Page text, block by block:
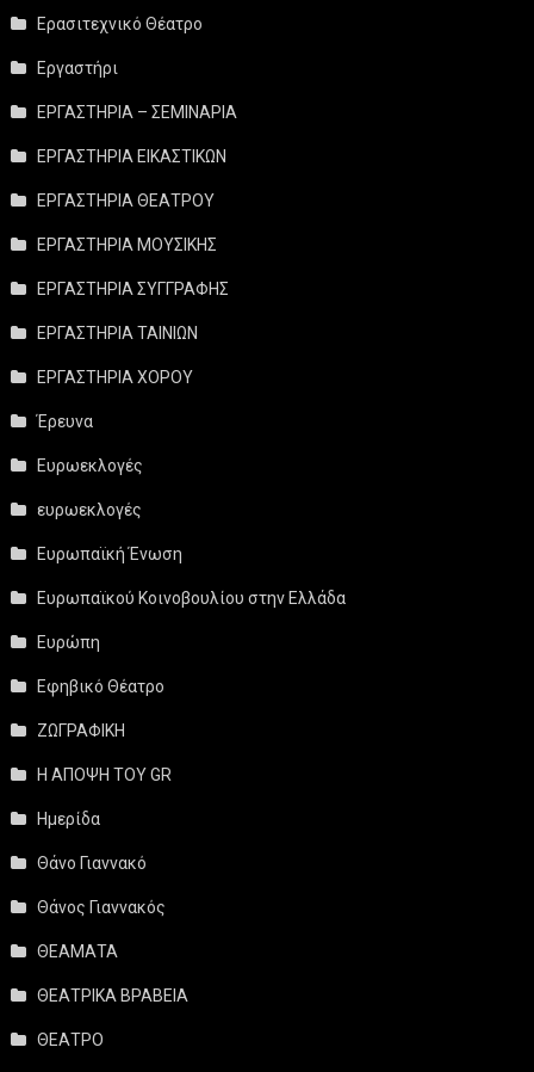
Ερασιτεχνικό Θέατρο
Εργαστήρι
ΕΡΓΑΣΤΗΡΙΑ – ΣΕΜΙΝΑΡΙΑ
ΕΡΓΑΣΤΗΡΙΑ ΕΙΚΑΣΤΙΚΩΝ
ΕΡΓΑΣΤΗΡΙΑ ΘΕΑΤΡΟΥ
ΕΡΓΑΣΤΗΡΙΑ ΜΟΥΣΙΚΗΣ
ΕΡΓΑΣΤΗΡΙΑ ΣΥΓΓΡΑΦΗΣ
ΕΡΓΑΣΤΗΡΙΑ ΤΑΙΝΙΩΝ
ΕΡΓΑΣΤΗΡΙΑ ΧΟΡΟΥ
Έρευνα
Ευρωεκλογές
ευρωεκλογές
Ευρωπαϊκή Ένωση
Ευρωπαϊκού Κοινοβουλίου στην Ελλάδα
Ευρώπη
Εφηβικό Θέατρο
ΖΩΓΡΑΦΙΚΗ
Η ΑΠΟΨΗ ΤΟΥ GR
Ημερίδα
Θάνο Γιαννακό
Θάνος Γιαννακός
ΘΕΑΜΑΤΑ
ΘΕΑΤΡΙΚΑ ΒΡΑΒΕΙΑ
ΘΕΑΤΡΟ